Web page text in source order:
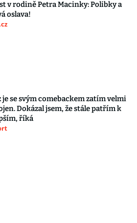
v rodině Petra Macinky: Polibky a
oslava!
je se svým comebackem zatím velmi
Dokázal jsem, že stále patřím k
říká